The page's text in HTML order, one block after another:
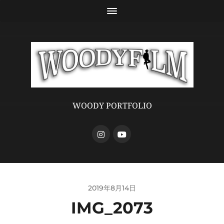
WOODY PORTFOLIO
2019年8月14日
IMG_2073